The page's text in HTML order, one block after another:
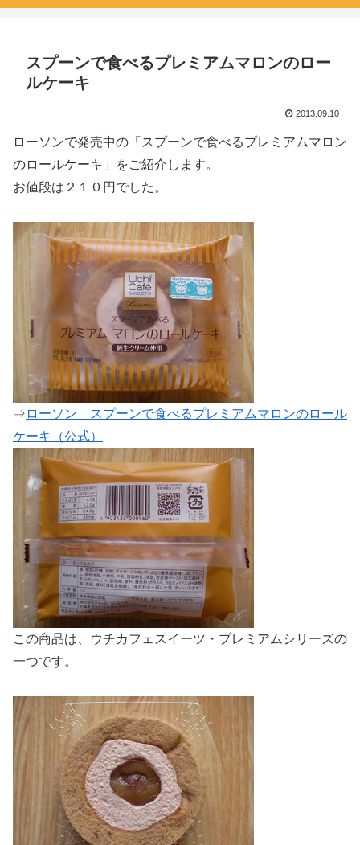
スプーンで食べるプレミアムマロンのロー
ルケーキ
2013.09.10
ローソンで発売中の「スプーンで食べるプレミアムマロン
のロールケーキ」をご紹介します。
お値段は２１０円でした。
⇒ ローソン スプーンで食べるプレミアムマロンのロール
ケーキ（公式）
この商品は、ウチカフェスイーツ・プレミアムシリーズの
一つです。